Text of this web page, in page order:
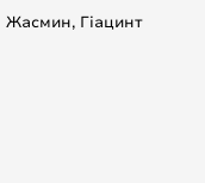
Жасмин, Гіацинт